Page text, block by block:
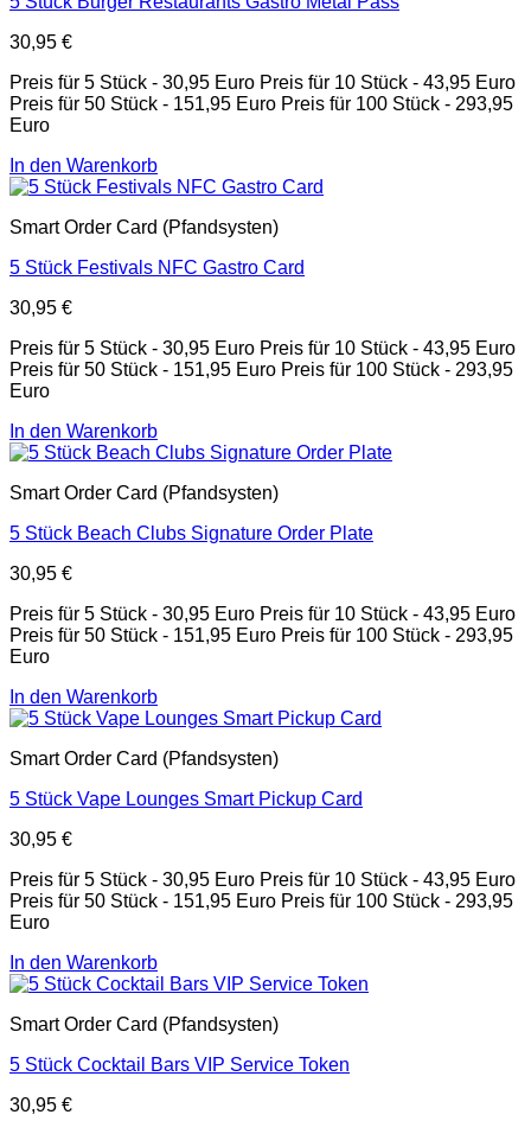
30,95 €
Preis für 5 Stück - 30,95 Euro Preis für 10 Stück - 43,95 Euro
Preis für 50 Stück - 151,95 Euro Preis für 100 Stück - 293,95
Euro
In den Warenkorb
Smart Order Card (Pfandsysten)
5 Stück Festivals NFC Gastro Card
30,95 €
Preis für 5 Stück - 30,95 Euro Preis für 10 Stück - 43,95 Euro
Preis für 50 Stück - 151,95 Euro Preis für 100 Stück - 293,95
Euro
In den Warenkorb
Smart Order Card (Pfandsysten)
5 Stück Beach Clubs Signature Order Plate
30,95 €
Preis für 5 Stück - 30,95 Euro Preis für 10 Stück - 43,95 Euro
Preis für 50 Stück - 151,95 Euro Preis für 100 Stück - 293,95
Euro
In den Warenkorb
Smart Order Card (Pfandsysten)
5 Stück Vape Lounges Smart Pickup Card
30,95 €
Preis für 5 Stück - 30,95 Euro Preis für 10 Stück - 43,95 Euro
Preis für 50 Stück - 151,95 Euro Preis für 100 Stück - 293,95
Euro
In den Warenkorb
Smart Order Card (Pfandsysten)
5 Stück Cocktail Bars VIP Service Token
30,95 €